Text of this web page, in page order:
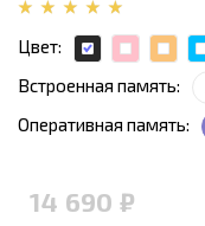
Цвет:
Встроенная память:
Оперативная память:
14 690 ₽